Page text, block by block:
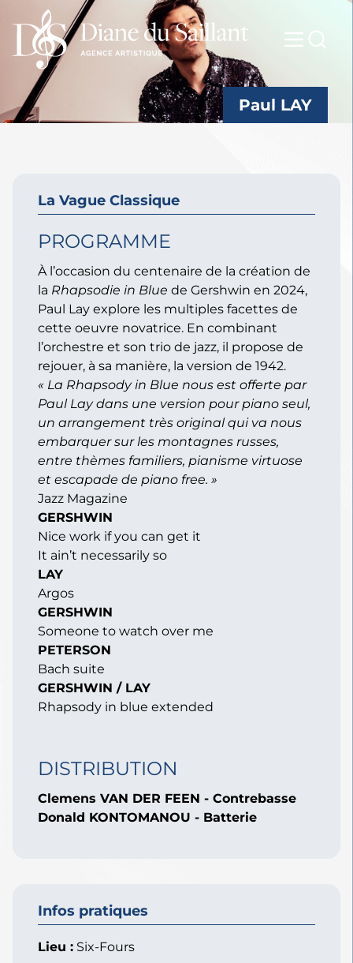
Paul LAY
La Vague Classique
PROGRAMME
À l’occasion du centenaire de la création de
la Rhapsodie in Blue de Gershwin en 2024,
Paul Lay explore les multiples facettes de
cette oeuvre novatrice. En combinant
l’orchestre et son trio de jazz, il propose de
rejouer, à sa manière, la version de 1942.
« La Rhapsody in Blue nous est offerte par
Paul Lay dans une version pour piano seul,
un arrangement très original qui va nous
embarquer sur les montagnes russes,
entre thèmes familiers, pianisme virtuose
et escapade de piano free. »
Jazz Magazine
GERSHWIN
Nice work if you can get it
It ain’t necessarily so
LAY
Argos
GERSHWIN
Someone to watch over me
PETERSON
Bach suite
GERSHWIN / LAY
Rhapsody in blue extended
DISTRIBUTION
Clemens VAN DER FEEN - Contrebasse
Donald KONTOMANOU - Batterie
Infos pratiques
Lieu : Six-Fours